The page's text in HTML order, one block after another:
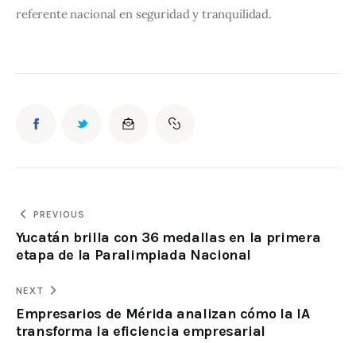
referente nacional en seguridad y tranquilidad.
PREVIOUS
Yucatán brilla con 36 medallas en la primera
etapa de la Paralimpiada Nacional
NEXT
Empresarios de Mérida analizan cómo la IA
transforma la eficiencia empresarial